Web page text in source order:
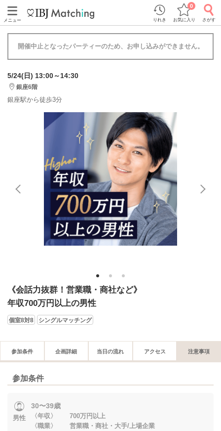
メニュー りれき お気に入り
0
さがす
開催中止となったパーティーのため、お申し込みができません。
5/24(日) 13:00～14:30
銀座6階
銀座駅から徒歩3分
1 2 3
《会話力抜群！営業職・商社など》
年収700万円以上の男性
個室8対8 シングルマッチング
参加条件 企画詳細 当日の流れ アクセス 注意事項
参加条件
男性
30〜39歳
〈年収〉 700万円以上
〈職業〉 営業職・商社・大手/上場企業